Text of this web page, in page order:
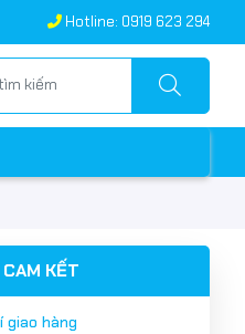
Hotline: 0919 623 294
CAM KẾT
giao hàng